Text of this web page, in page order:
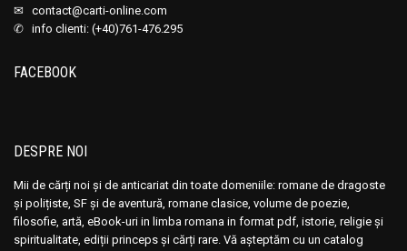
✉ contact@carti-online.com
✆ info clienti: (+40)761-476.295
FACEBOOK
DESPRE NOI
Mii de cărți noi și de anticariat din toate domeniile: romane de dragoste
și polițiste, SF și de aventură, romane clasice, volume de poezie,
filosofie, artă, eBook-uri in limba romana in format pdf, istorie, religie și
spiritualitate, ediții princeps și cărți rare. Vă așteptăm cu un catalog